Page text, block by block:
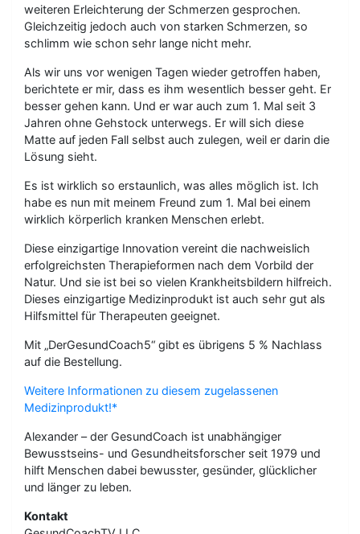
weiteren Erleichterung der Schmerzen gesprochen.
Gleichzeitig jedoch auch von starken Schmerzen, so
schlimm wie schon sehr lange nicht mehr.
Als wir uns vor wenigen Tagen wieder getroffen haben,
berichtete er mir, dass es ihm wesentlich besser geht. Er
besser gehen kann. Und er war auch zum 1. Mal seit 3
Jahren ohne Gehstock unterwegs. Er will sich diese
Matte auf jeden Fall selbst auch zulegen, weil er darin die
Lösung sieht.
Es ist wirklich so erstaunlich, was alles möglich ist. Ich
habe es nun mit meinem Freund zum 1. Mal bei einem
wirklich körperlich kranken Menschen erlebt.
Diese einzigartige Innovation vereint die nachweislich
erfolgreichsten Therapieformen nach dem Vorbild der
Natur. Und sie ist bei so vielen Krankheitsbildern hilfreich.
Dieses einzigartige Medizinprodukt ist auch sehr gut als
Hilfsmittel für Therapeuten geeignet.
Mit „DerGesundCoach5“ gibt es übrigens 5 % Nachlass
auf die Bestellung.
Weitere Informationen zu diesem zugelassenen
Medizinprodukt!*
Alexander – der GesundCoach ist unabhängiger
Bewusstseins- und Gesundheitsforscher seit 1979 und
hilft Menschen dabei bewusster, gesünder, glücklicher
und länger zu leben.
Kontakt